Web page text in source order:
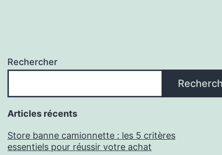
Rechercher
Articles récents
Store banne camionnette : les 5 critères
essentiels pour réussir votre achat